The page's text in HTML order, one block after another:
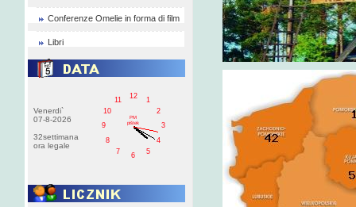
Conferenze Omelie in forma di film
Libri
Venerdi`
07-8-2026
32settimana
ora legale
1
2
3
4
5
6
7
8
9
10
11
12
PM
pištek